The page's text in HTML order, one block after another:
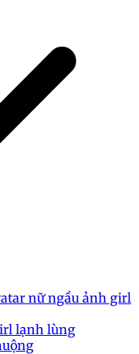
nữ ngầu ảnh girl
lạnh lùng